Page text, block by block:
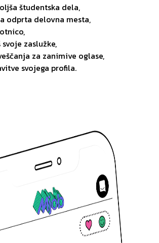
študentska dela,
odprta delovna mesta,
zaslužke,
za zanimive oglase,
svojega profila.